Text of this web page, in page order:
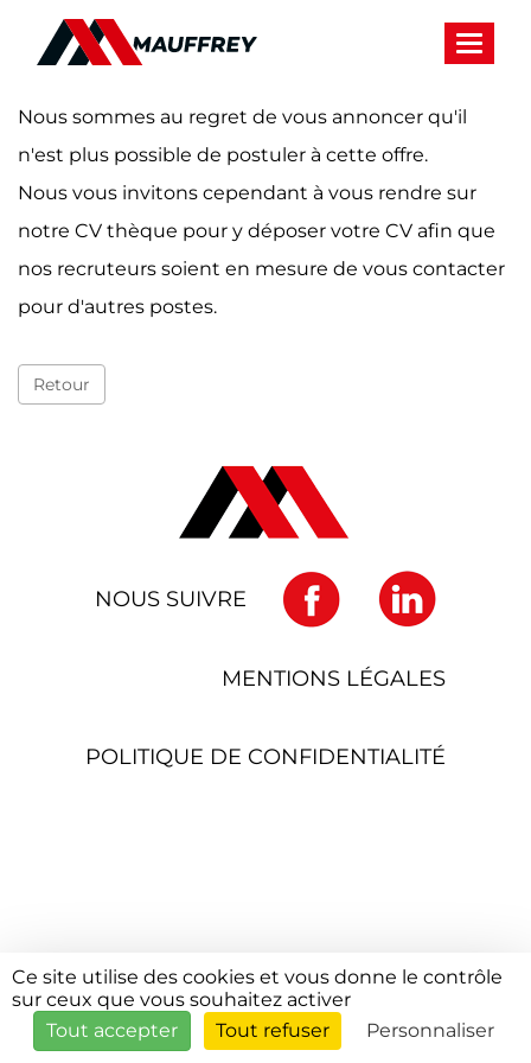
Nous sommes au regret de vous annoncer qu'il
n'est plus possible de postuler à cette offre.
Nous vous invitons cependant à vous rendre sur
notre CV thèque pour y déposer votre CV afin que
nos recruteurs soient en mesure de vous contacter
pour d'autres postes.
Retour
NOUS SUIVRE
MENTIONS LÉGALES
POLITIQUE DE CONFIDENTIALITÉ
Ce site utilise des cookies et vous donne le contrôle
sur ceux que vous souhaitez activer
Tout accepter
Tout refuser Personnaliser